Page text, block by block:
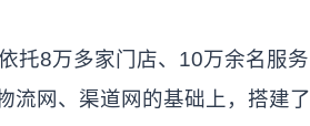
托8万多家门店、10万余名服务
流网、渠道网的基础上，搭建了